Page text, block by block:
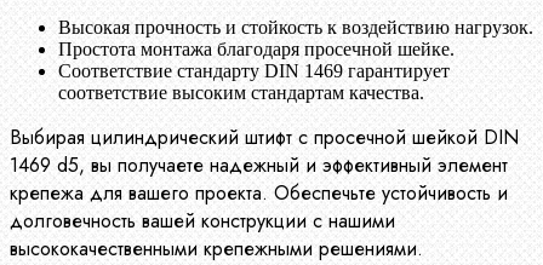
Высокая прочность и стойкость к воздействию нагрузок.
Простота монтажа благодаря просечной шейке.
Соответствие стандарту DIN 1469 гарантирует
соответствие высоким стандартам качества.
Выбирая цилиндрический штифт с просечной шейкой DIN
1469 d5, вы получаете надежный и эффективный элемент
крепежа для вашего проекта. Обеспечьте устойчивость и
долговечность вашей конструкции с нашими
высококачественными крепежными решениями.